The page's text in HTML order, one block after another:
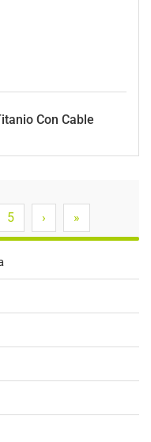
Con Cable
5 › »